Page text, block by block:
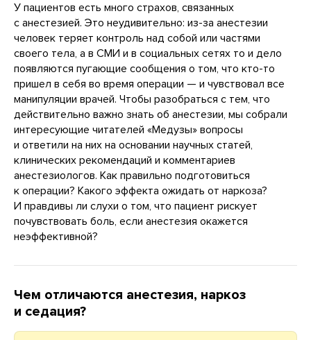
У пациентов есть много страхов, связанных
с анестезией. Это неудивительно: из-за анестезии
человек теряет контроль над собой или частями
своего тела, а в СМИ и в социальных сетях то и дело
появляются пугающие сообщения о том, что кто-то
пришел в себя во время операции — и чувствовал все
манипуляции врачей. Чтобы разобраться с тем, что
действительно важно знать об анестезии, мы собрали
интересующие читателей «Медузы» вопросы
и ответили на них на основании научных статей,
клинических рекомендаций и комментариев
анестезиологов. Как правильно подготовиться
к операции? Какого эффекта ожидать от наркоза?
И правдивы ли слухи о том, что пациент рискует
почувствовать боль, если анестезия окажется
неэффективной?
Чем отличаются анестезия, наркоз
и седация?